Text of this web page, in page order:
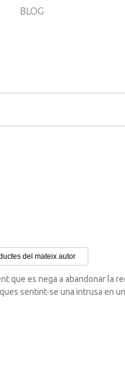
BLOG
del mateix autor
que es nega a abandonar la
sentint-se una intrusa en